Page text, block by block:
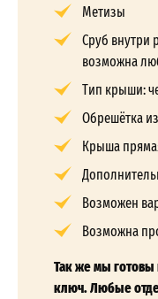
Метизы
Сруб внутри
возможна
Тип крыши:
Обрешётка
Крыша
Возможен
Возможна
Так же мы готовы
ключ. Любые